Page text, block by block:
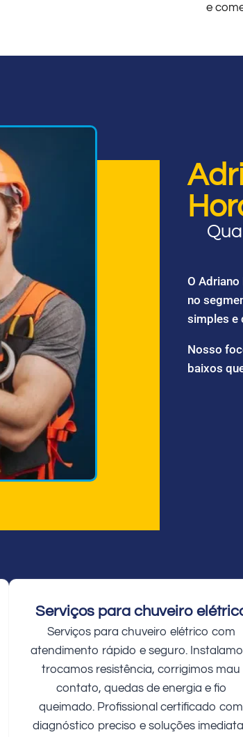
e
O
no
simples e
Nosso
baixos
Serviços para chuveiro
Serviços para chuveiro elétrico com
atendimento rápido e seguro.
trocamos resistência, corrigimos mau
contato, quedas de energia e fio
queimado. Profissional certificado com
diagnóstico preciso e soluções